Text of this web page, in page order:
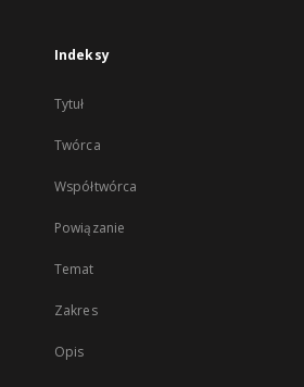
Indeksy
Tytuł
Twórca
Współtwórca
Powiązanie
Temat
Zakres
Opis